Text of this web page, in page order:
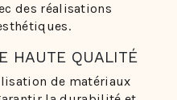
des réalisations
HAUTE QUALITÉ
de matériaux